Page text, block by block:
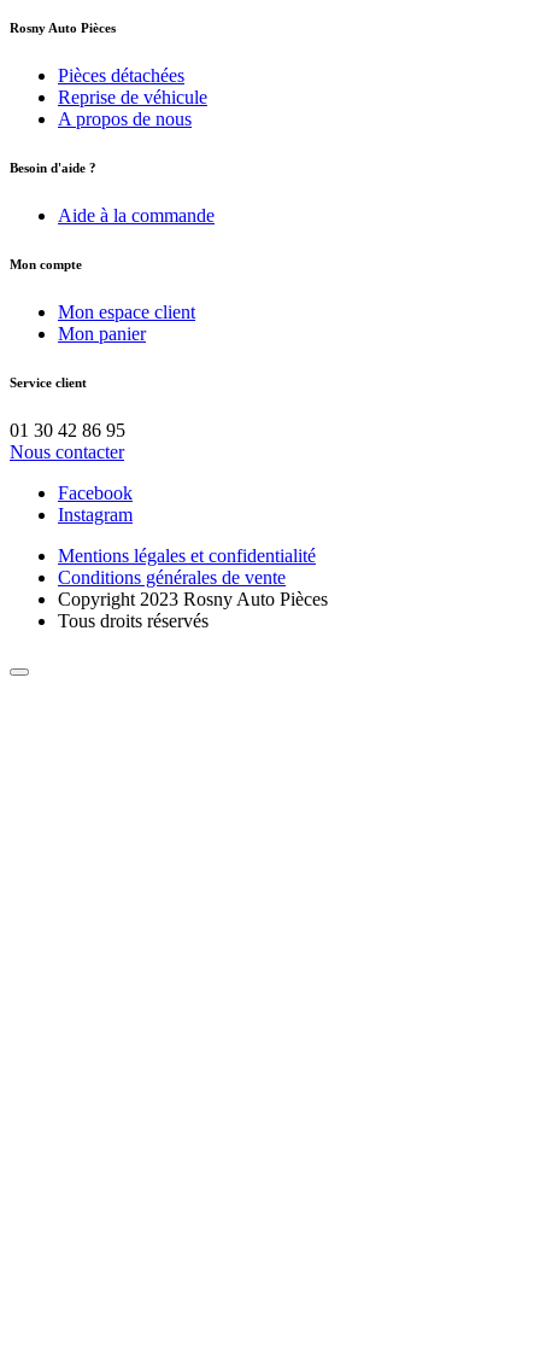
Rosny Auto Pièces
Pièces détachées
Reprise de véhicule
A propos de nous
Besoin d'aide ?
Aide à la commande
Mon compte
Mon espace client
Mon panier
Service client
01 30 42 86 95
Nous contacter
Facebook
Instagram
Mentions légales et confidentialité
Conditions générales de vente
Copyright 2023 Rosny Auto Pièces
Tous droits réservés